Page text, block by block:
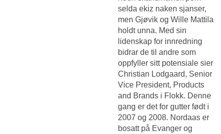
selda ekiz naken sjanser,
men Gjøvik og Wille Mattila
holdt unna. Med sin
lidenskap for innredning
bidrar de til andre som
oppfyller sitt potensiale sier
Christian Lodgaard, Senior
Vice President, Products
and Brands i Flokk. Denne
gang er det for gutter født i
2007 og 2008. Nordaas er
bosatt på Evanger og